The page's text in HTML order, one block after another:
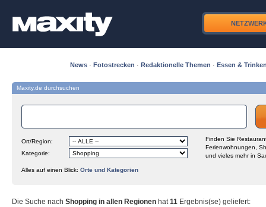
News · Fotostrecken · Redaktionelle Themen · Essen &
Maxity.de durchsuchen
Ort/Region:
Kategorie:
Finden Sie
Ferienwohnungen,
und vieles mehr in
Alles auf einen Blick: Orte und Kategorien
Die Suche nach Shopping in allen Regionen hat11 Ergebnis(se) geliefert: